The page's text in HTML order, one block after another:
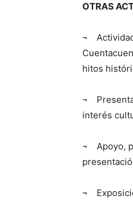
OTRAS
¬
hitos
¬
interés
¬ Apoyo,
¬